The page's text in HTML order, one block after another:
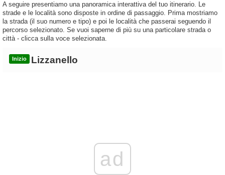
A seguire presentiamo una panoramica interattiva del tuo itinerario. Le
strade e le località sono disposte in ordine di passaggio. Prima mostriamo
la strada (il suo numero e tipo) e poi le località che passerai seguendo il
percorso selezionato. Se vuoi saperne di più su una particolare strada o
città - clicca sulla voce selezionata.
Inizio Lizzanello
ad